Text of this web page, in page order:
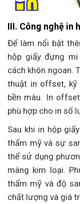
III. Công nghệ in
Để làm nổi bật
hộp giấy đựng
cách khôn ngoan.
thuật in offset, kỹ
bền màu. In
phù hợp cho in số
Sau khi in hộp
thẩm mỹ và sự
thể sử dụng
màng kim loại.
thẩm mỹ và độ
chất lượng và giá